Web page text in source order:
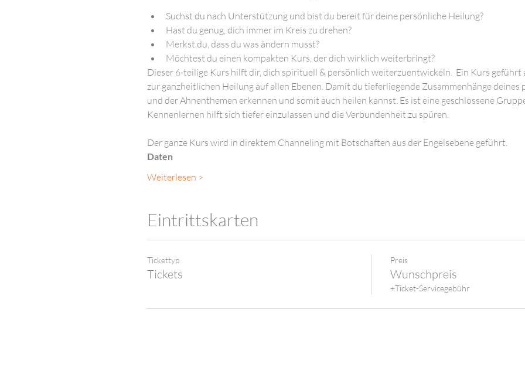
Suchst du nach Unterstützung und bist du bereit für deine persönliche Heilung?
Hast du genug, dich immer im Kreis zu drehen?
Merkst du, dass du was ändern musst?
Möchtest du einen kompakten Kurs, der dich wirklich weiterbringt?
Dieser 6-teilige Kurs hilft dir, dich spirituell & persönlich weiterzuentwickeln.  Ein Kurs geführt
zur ganzheitlichen Heilung auf allen Ebenen. Damit du tieferliegende Zusammenhänge deines
und der Ahnenthemen erkennen und somit auch heilen kannst. Es ist eine geschlossene
Kennenlernen hilft sich tiefer einzulassen und die Verbundenheit zu spüren.
Der ganze Kurs wird in direktem Channeling mit Botschaften aus der Engelsebene geführt.
Daten
Weiterlesen >
Eintrittskarten
Tickettyp
Tickets
Preis
Wunschpreis
+Ticket-Servicegebühr